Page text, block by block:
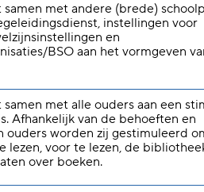
samen met andere (brede)
instellingen voor
en
BSO aan het vormgeven
samen met alle ouders aan een
Afhankelijk van de behoeften en
ouders worden zij gestimuleerd
lezen, voor te lezen, de
over boeken.